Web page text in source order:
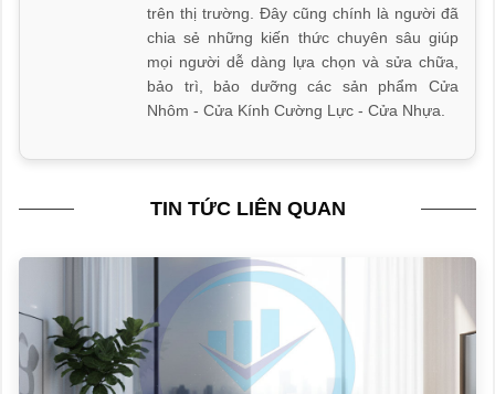
trên thị trường. Đây cũng chính là người đã
chia sẻ những kiến thức chuyên sâu giúp
mọi người dễ dàng lựa chọn và sửa chữa,
bảo trì, bảo dưỡng các sản phẩm Cửa
Nhôm - Cửa Kính Cường Lực - Cửa Nhựa.
TIN TỨC LIÊN QUAN